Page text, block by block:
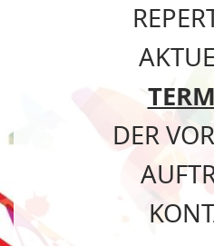
DER